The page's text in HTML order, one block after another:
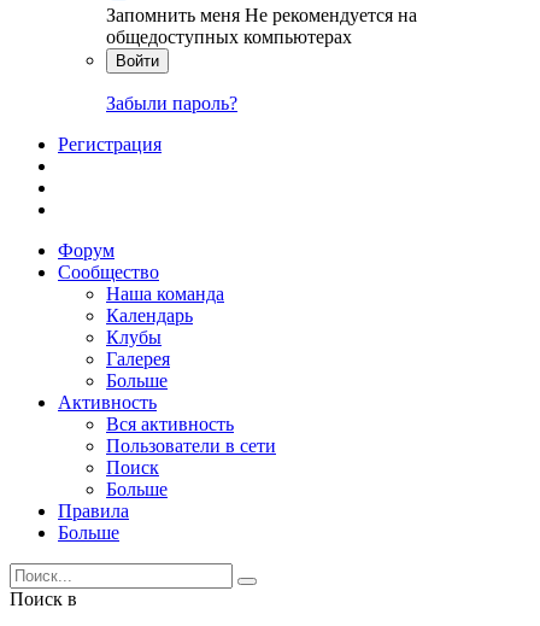
Запомнить меня Не рекомендуется на
общедоступных компьютерах
Войти
Забыли пароль?
Регистрация
Форум
Сообщество
Наша команда
Календарь
Клубы
Галерея
Больше
Активность
Вся активность
Пользователи в сети
Поиск
Больше
Правила
Больше
Поиск в